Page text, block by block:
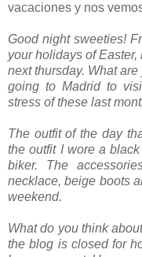
vacaciones y nos
Good night sweeties!
your holidays of
next thursday. What
going to Madrid to
stress of these last
The outfit of the day
the outfit I wore a
biker. The
necklace, beige boots
weekend.
What do you think
the blog is closed for